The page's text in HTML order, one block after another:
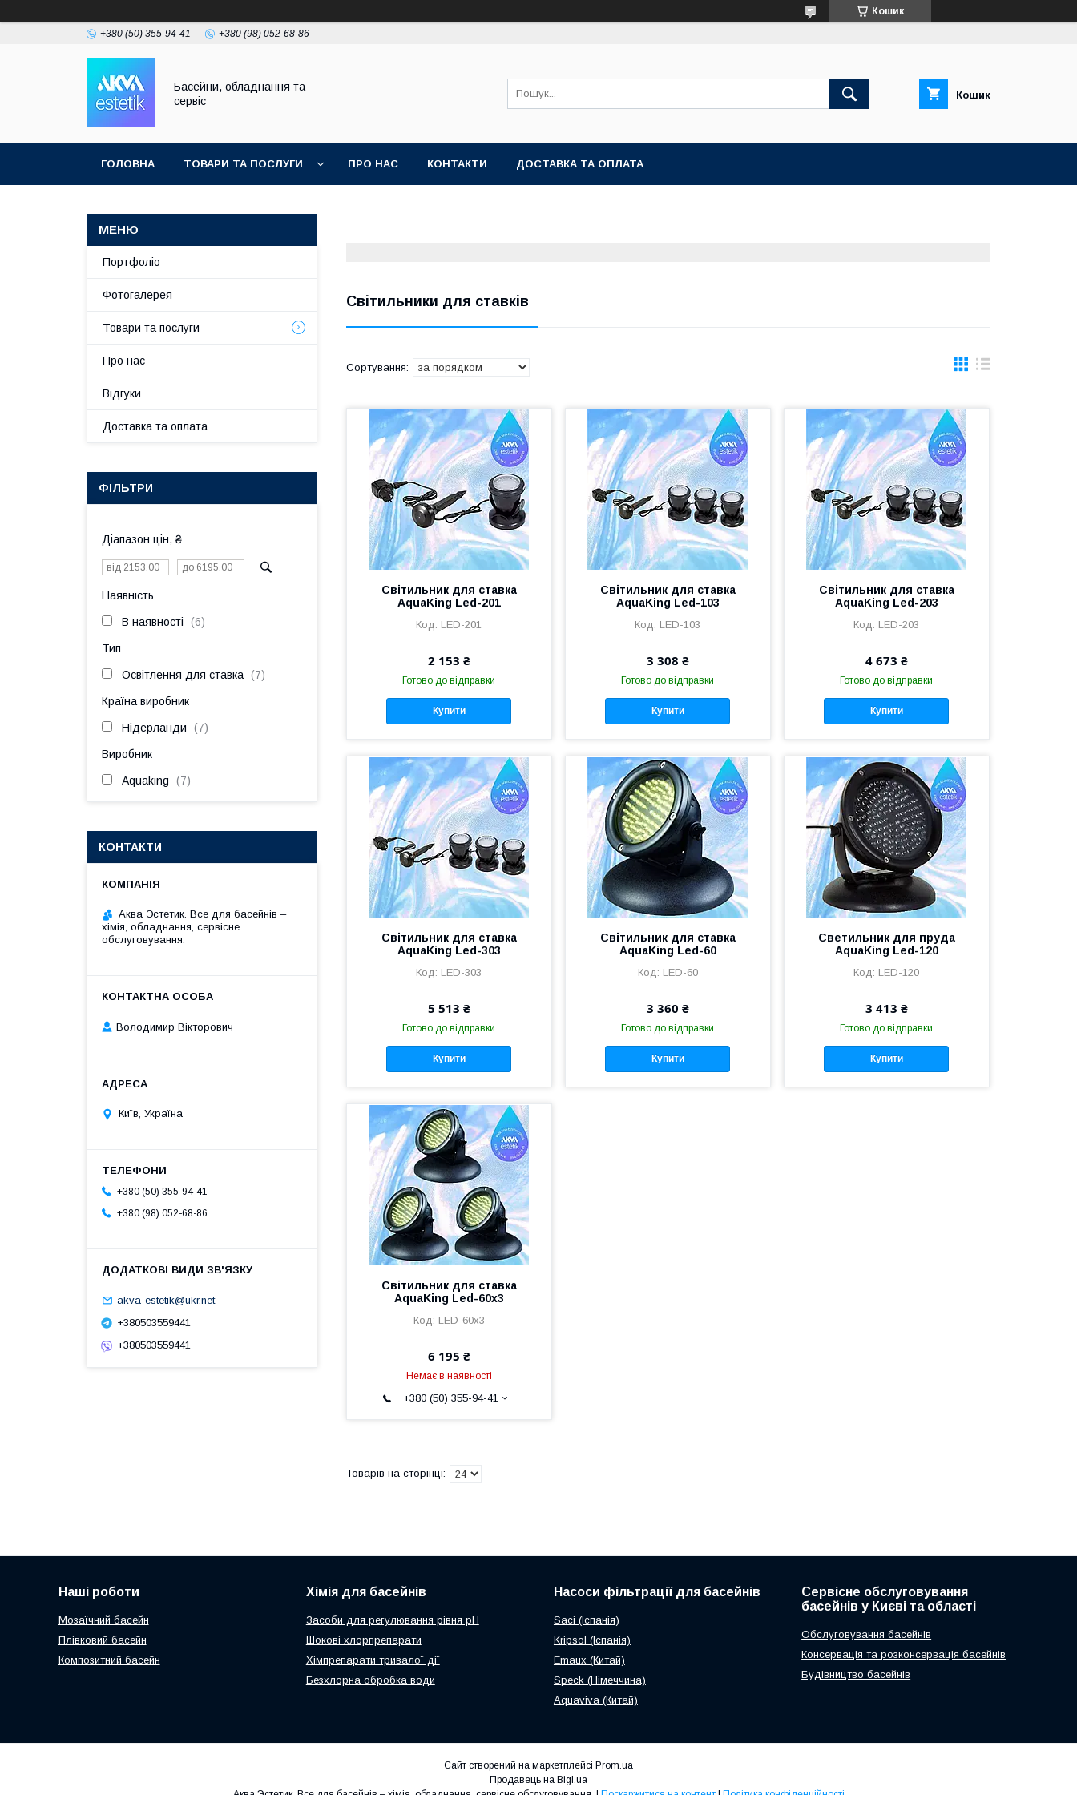
Кошик
+380 (50) 355-94-41 +380 (98) 052-68-86
Басейни, обладнання та
сервіс
Кошик
ГОЛОВНА ТОВАРИ ТА ПОСЛУГИ ПРО НАС КОНТАКТИ ДОСТАВКА ТА ОПЛАТА
Світильники для ставків
Світильник для ставка
AquaKing Led-201
LED-201
2 153 ₴
Готово до відправки
Купити
Світильник для ставка
AquaKing Led-103
LED-103
3 308 ₴
Готово до відправки
Купити
Світильник для ставка
AquaKing Led-203
LED-203
4 673 ₴
Готово до відправки
Купити
Світильник для ставка
AquaKing Led-303
LED-303
5 513 ₴
Готово до відправки
Купити
Світильник для ставка
AquaKing Led-60
LED-60
3 360 ₴
Готово до відправки
Купити
Светильник для пруда
AquaKing Led-120
LED-120
3 413 ₴
Готово до відправки
Купити
Світильник для ставка
AquaKing Led-60х3
LED-60х3
6 195 ₴
Немає в наявності
+380 (50) 355-94-41
Портфоліо
Фотогалерея
Товари та послуги
Про нас
Відгуки
Доставка та оплата
ФІЛЬТРИ
Діапазон цін, ₴
Наявність
В наявності 6
Тип
Освітлення для ставка 7
Країна виробник
Нідерланди 7
Виробник
Aquaking 7
КОНТАКТИ
Аква Эстетик. Все для басейнів –
хімія, обладнання, сервісне
обслуговування.
Володимир Вікторович
Київ, Україна
+380 (50) 355-94-41
+380 (98) 052-68-86
akva-estetik@ukr.net
+380503559441
+380503559441
Наші роботи
Мозаїчний басейн
Плівковий басейн
Композитний басейн
Хімія для басейнів
Засоби для регулювання рівня рН
Шокові хлорпрепарати
Хімпрепарати тривалої дії
Безхлорна обробка води
Насоси фільтрації для басейнів
Saci (Іспанія)
Kripsol (Іспанія)
Emaux (Китай)
Speck (Німеччина)
Aquaviva (Китай)
Сервісне обслуговування
басейнів у Києві та області
Обслуговування басейнів
Консервація та розконсервація басейнів
Будівництво басейнів
Сайт створений на маркетплейсі Prom.ua
Продавець на Bigl.ua